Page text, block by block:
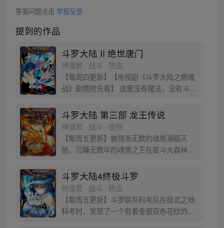
答案问题点击 举报反馈
提到的作品
斗罗大陆 II 绝世唐门
神漫君 · 战斗 · 热血
【每周四更新】【电视剧《斗罗大陆之燃魂
战》剧情抢先看】 这里没有魔法，没有斗
后的斗罗大陆上，唐门式微，一代天骄霍雨
浩横空出世，一切的神奇都将一一展现。 唐
门暗器能否重振雄风，唐门能否重现辉煌，
一切尽绝世唐门！
斗罗大陆 第三部 龙王传说
神漫君 · 战斗 · 怪物
【每周五更新】被猎杀无数的魂兽濒临灭
绝，沉睡无数年的魂兽之王在星斗大森林最
魂”遇上执着而顽强的少年唐舞麟，万众瞩目
的武魂传奇将再次被书写。我们不期待奇
迹，但要给奇迹一个机会。
斗罗大陆4终极斗罗
神漫君 · 战斗 · 热血
【每周五更新】斗罗联邦科考队在极北之地
科考时，发现了一个有着金银双色花纹的